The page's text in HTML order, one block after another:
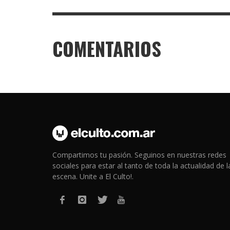
COMENTARIOS
Compartimos tu pasión. Seguinos en nuestras redes
sociales para estar al tanto de toda la actualidad de
escena. Unite a El Culto!.